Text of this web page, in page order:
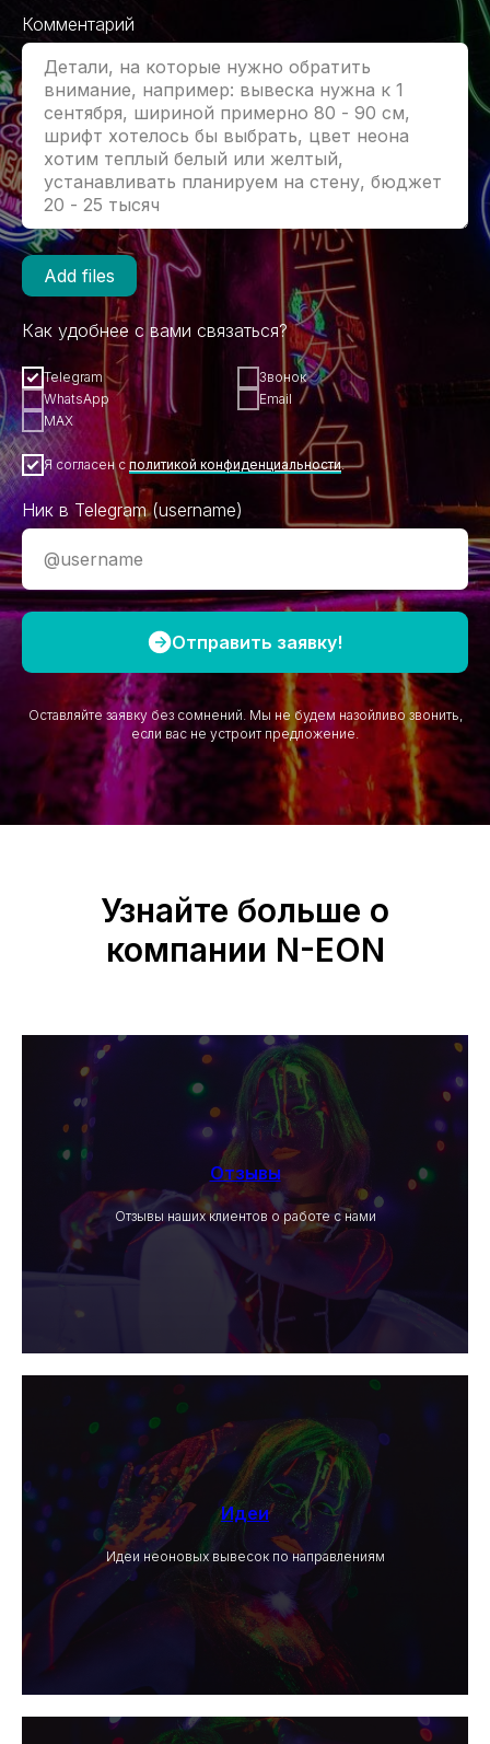
Комментарий
Add files
Как удобнее с вами связаться?
Telegram
Звонок
WhatsApp
Email
MAX
Я согласен с политикой конфиденциальности.
Ник в Telegram (username)
Отправить заявку!
Оставляйте заявку без сомнений. Мы не будем назойливо звонить,
если вас не устроит предложение.
Узнайте больше о
компании N-EON
Отзывы
Отзывы наших клиентов о работе с нами
Идеи
Идеи неоновых вывесок по направлениям